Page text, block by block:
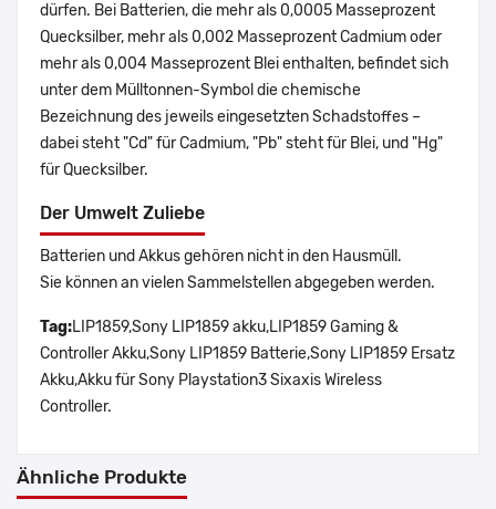
dürfen. Bei Batterien, die mehr als 0,0005 Masseprozent
Quecksilber, mehr als 0,002 Masseprozent Cadmium oder
mehr als 0,004 Masseprozent Blei enthalten, befindet sich
unter dem Mülltonnen-Symbol die chemische
Bezeichnung des jeweils eingesetzten Schadstoffes –
dabei steht "Cd" für Cadmium, "Pb" steht für Blei, und "Hg"
für Quecksilber.
Der Umwelt Zuliebe
Batterien und Akkus gehören nicht in den Hausmüll.
Sie können an vielen Sammelstellen abgegeben werden.
Tag:LIP1859,Sony LIP1859 akku,LIP1859 Gaming &
Controller Akku,Sony LIP1859 Batterie,Sony LIP1859 Ersatz
Akku,Akku für Sony Playstation3 Sixaxis Wireless
Controller.
Ähnliche Produkte